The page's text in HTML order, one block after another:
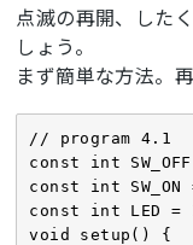
    delay(100);
点滅の再開、した
しょう。
まず簡単な方法。
// program 4.1
const int
const int SW_ON
const int LED =
void setup() {